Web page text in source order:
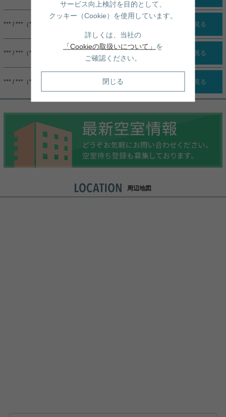
*** / ***（***） 詳細を見る
*** / ***（***） 詳細を見る
*** / ***（***） 詳細を見る
周辺地図
サービス向上検討を目的として、
クッキー（Cookie）を使用しています。
詳しくは、当社の
「Cookieの取扱いについて」 を
ご確認ください。
閉じる